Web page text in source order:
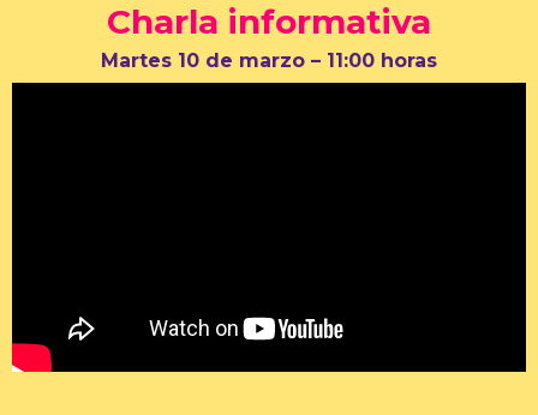
Charla informativa
Martes 10 de marzo – 11:00 horas